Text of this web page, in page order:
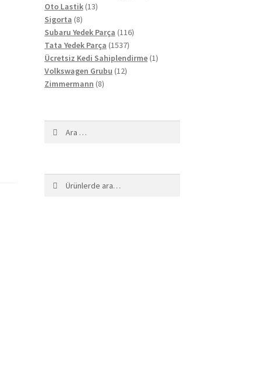
Oto Lastik 1313
Sigorta 88
ürün
Subaru Yedek Parça 116116
Tata Yedek Parça 15371537
ürün
Ücretsiz Kedi Sahiplendirme 11
Volkswagen Grubu 1212
Zimmermann 88